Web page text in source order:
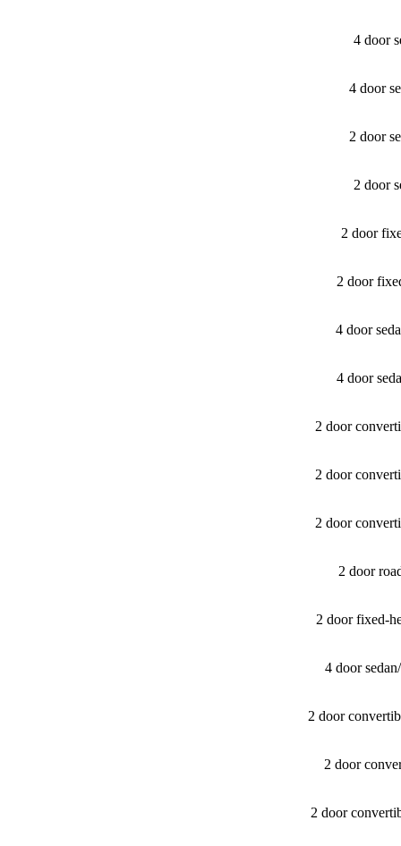
4 door
4 door
2 door
2 door
2 door
2 door
4 door
4 door
2 door
2 door
2 door
2 door
2 door fixed-
4 door
2 door
2 door
2 door